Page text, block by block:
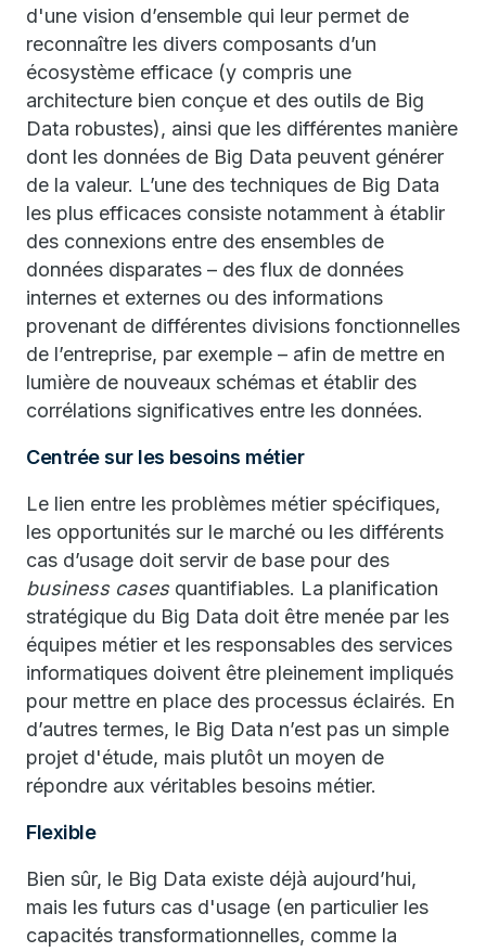
d'une vision d’ensemble qui leur permet de
reconnaître les divers composants d’un
écosystème efficace (y compris une
architecture bien conçue et des outils de Big
Data robustes), ainsi que les différentes manière
dont les données de Big Data peuvent générer
de la valeur. L’une des techniques de Big Data
les plus efficaces consiste notamment à établir
des connexions entre des ensembles de
données disparates – des flux de données
internes et externes ou des informations
provenant de différentes divisions fonctionnelles
de l’entreprise, par exemple – afin de mettre en
lumière de nouveaux schémas et établir des
corrélations significatives entre les données.
Centrée sur les besoins métier
Le lien entre les problèmes métier spécifiques,
les opportunités sur le marché ou les différents
cas d’usage doit servir de base pour des
business casesquantifiables. La planification
stratégique du Big Data doit être menée par les
équipes métier et les responsables des services
informatiques doivent être pleinement impliqués
pour mettre en place des processus éclairés. En
d’autres termes, le Big Data n’est pas un simple
projet d'étude, mais plutôt un moyen de
répondre aux véritables besoins métier.
Flexible
Bien sûr, le Big Data existe déjà aujourd’hui,
mais les futurs cas d'usage (en particulier les
capacités transformationnelles, comme la